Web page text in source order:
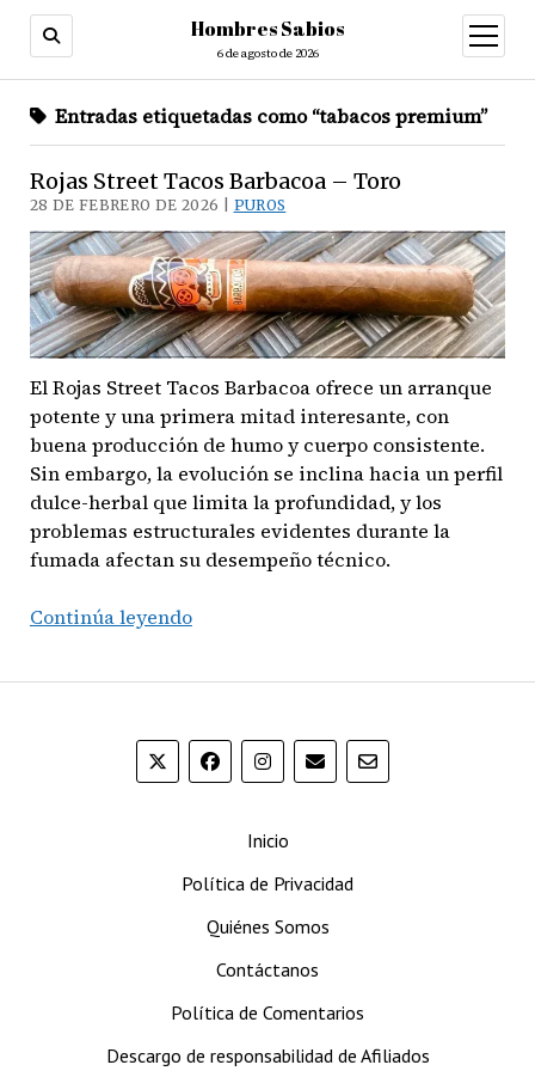
Hombres Sabios
6 de agosto de 2026
abrir
menú
Entradas etiquetadas como “tabacos premium”
Rojas Street Tacos Barbacoa – Toro
28 DE FEBRERO DE 2026 | PUROS
El Rojas Street Tacos Barbacoa ofrece un arranque
potente y una primera mitad interesante, con
buena producción de humo y cuerpo consistente.
Sin embargo, la evolución se inclina hacia un perfil
dulce-herbal que limita la profundidad, y los
problemas estructurales evidentes durante la
fumada afectan su desempeño técnico.
Continúa leyendoRojas
Toro
Inicio
Política de Privacidad
Quiénes Somos
Contáctanos
Política de Comentarios
Descargo de responsabilidad de Afiliados